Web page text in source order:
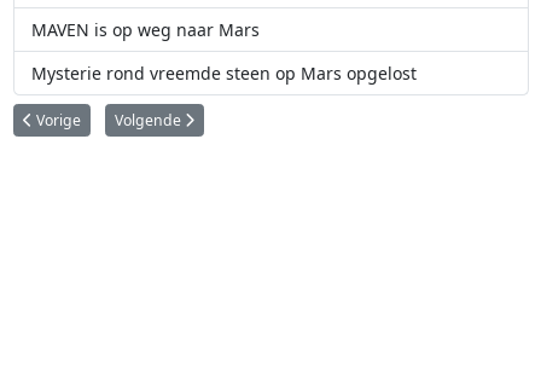
MAVEN is op weg naar Mars
Mysterie rond vreemde steen op Mars opgelost
Vorig artikel: NASA's InSight Marslander detecteert drie grote
Vorige Volgende artikel: NASA's Perseverance Rover verzamelt
Volgende